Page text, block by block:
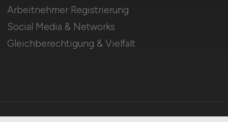
Arbeitnehmer Registrierung
Social Media & Networks
Gleichberechtigung & Vielfalt